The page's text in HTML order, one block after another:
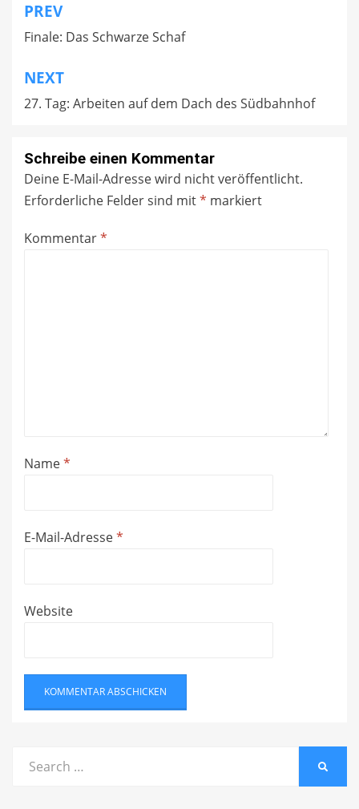
Beitragsnavigation
PREV
Finale: Das Schwarze Schaf
NEXT
27. Tag: Arbeiten auf dem Dach des Südbahnhof
Schreibe einen Kommentar
Deine E-Mail-Adresse wird nicht veröffentlicht.
Erforderliche Felder sind mit* markiert
Kommentar*
Name*
E-Mail-Adresse*
Website
for: